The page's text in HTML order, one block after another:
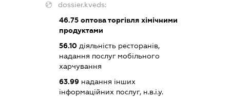
dossier.kveds:
46.75 оптова торгівля хімічними
продуктами
56.10 діяльність ресторанів,
надання послуг мобільного
харчування
63.99 надання інших
інформаційних послуг, н.в.і.у.